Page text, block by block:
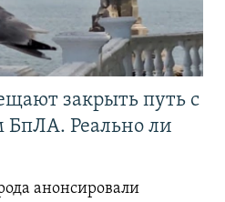
закрыть путь с
БпЛА. Реально ли
анонсировали